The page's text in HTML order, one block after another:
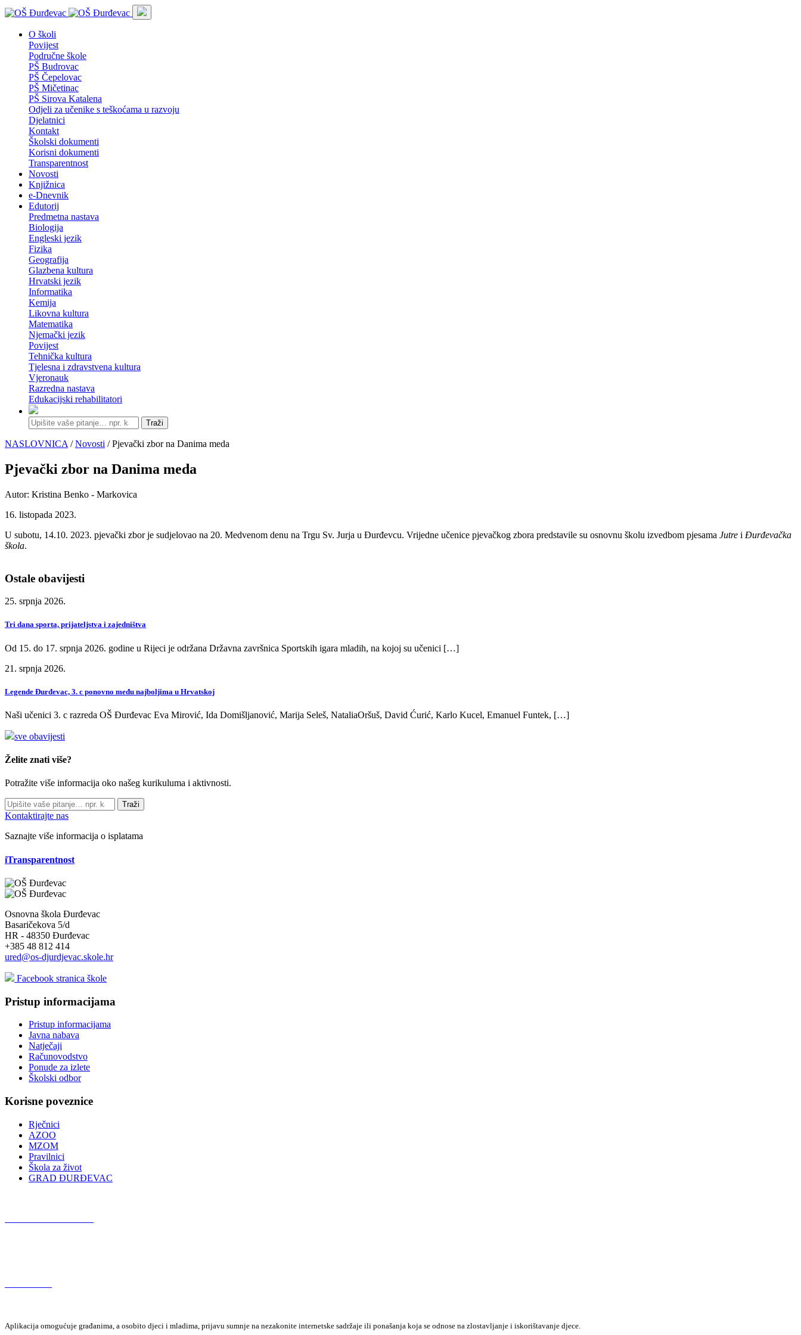
O školi
Povijest
Područne škole
PŠ Budrovac
PŠ Čepelovac
PŠ Mičetinac
PŠ Sirova Katalena
Odjeli za učenike s teškoćama u razvoju
Djelatnici
Kontakt
Školski dokumenti
Korisni dokumenti
Transparentnost
Novosti
Knjižnica
e-Dnevnik
Edutorij
Predmetna nastava
Biologija
Engleski jezik
Fizika
Geografija
Glazbena kultura
Hrvatski jezik
Informatika
Kemija
Likovna kultura
Matematika
Njemački jezik
Povijest
Tehnička kultura
Tjelesna i zdravstvena kultura
Vjeronauk
Razredna nastava
Edukacijski rehabilitatori
Traži
NASLOVNICA /Novosti / Pjevački zbor na Danima meda
Pjevački zbor na Danima meda
Autor: Kristina Benko - Markovica
16. listopada 2023.
U subotu, 14.10. 2023. pjevački zbor je sudjelovao na 20. Medvenom denu na Trgu Sv. Jurja u Đurđevcu. Vrijedne učenice pjevačkog zbora predstavile su osnovnu školu izvedbom pjesama Jutre i Đurđevačka
škola.
Ostale obavijesti
25. srpnja 2026.
Tri dana sporta, prijateljstva i zajedništva
Od 15. do 17. srpnja 2026. godine u Rijeci je održana Državna završnica Sportskih igara mladih, na kojoj su učenici […]
21. srpnja 2026.
Legende Đurđevac, 3. c ponovno među najboljima u Hrvatskoj
Naši učenici 3. c razreda OŠ Đurđevac Eva Mirović, Ida Domišljanović, Marija Seleš, NataliaOršuš, David Ćurić, Karlo Kucel, Emanuel Funtek, […]
sve obavijesti
Želite znati više?
Potražite više informacija oko našeg kurikuluma i aktivnosti.
Traži
Kontaktirajte nas
Saznajte više informacija o isplatama
iTransparentnost
Osnovna škola Đurđevac
Basaričekova 5/d
HR - 48350 Đurđevac
+385 48 812 414
ured@os-djurdjevac.skole.hr
Facebook stranica škole
Pristup informacijama
Pristup informacijama
Javna nabava
Natječaji
Računovodstvo
Ponude za izlete
Školski odbor
Korisne poveznice
Rječnici
AZOO
MZOM
Pravilnici
Škola za život
GRAD ĐURĐEVAC
Aplikacija omogućuje građanima, a osobito djeci i mladima, prijavu sumnje na nezakonite internetske sadržaje ili ponašanja koja se odnose na zlostavljanje i iskorištavanje djece.